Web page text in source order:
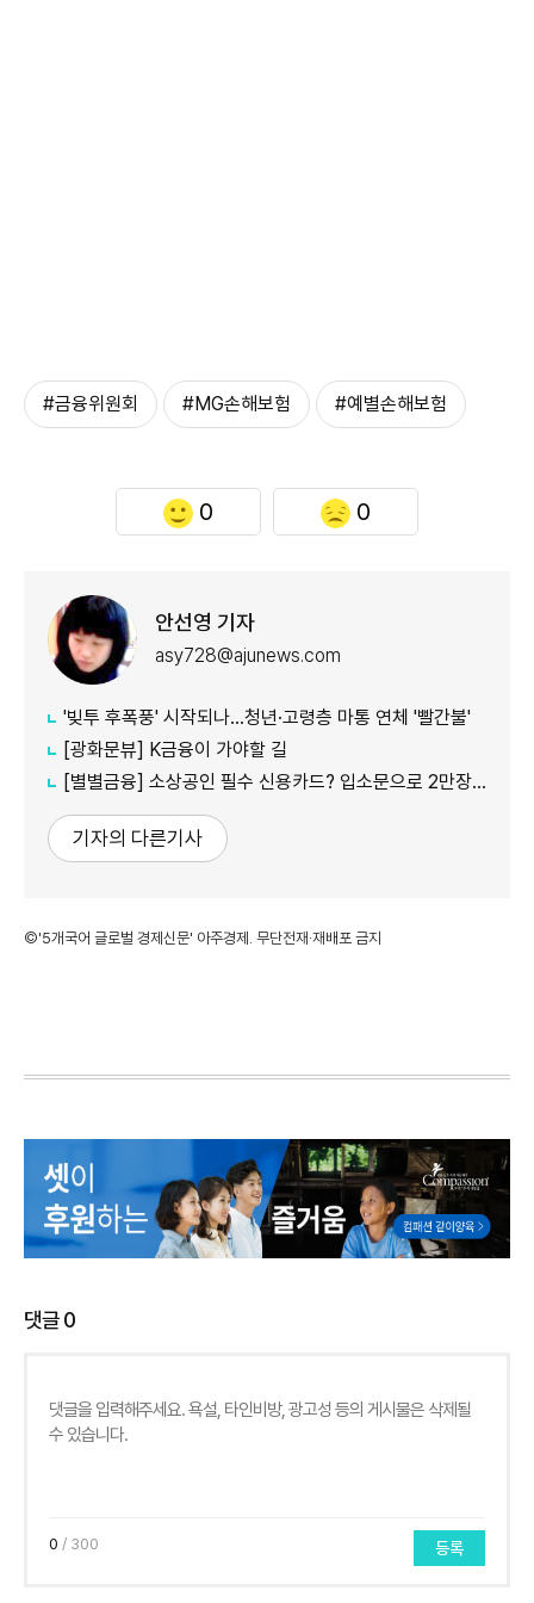
#금융위원회 #MG손해보험 #예별손해보험
0 0
안선영 기자
asy728@ajunews.com
'빚투 후폭풍' 시작되나…청년·고령층 마통 연체 '빨간불'
[광화문뷰] K금융이 가야할 길
[별별금융] 소상공인 필수 신용카드? 입소문으로 2만장 발급
기자의 다른기사
©'5개국어 글로벌 경제신문' 아주경제. 무단전재·재배포 금지
댓글0
0 / 300 등록